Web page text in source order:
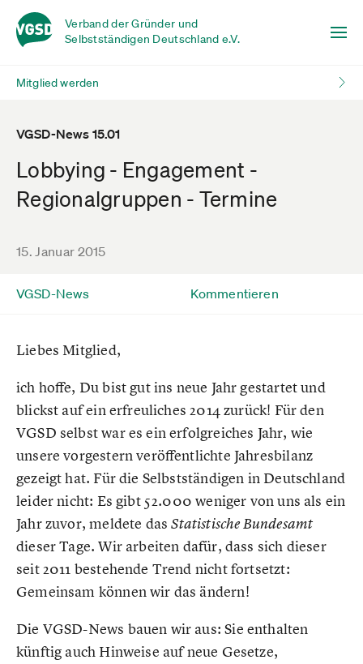
Verband der Gründer und
Selbstständigen Deutschland e.V.
Mitglied werden
VGSD-News 15.01
Lobbying - Engagement -
Regionalgruppen - Termine
15. Januar 2015
VGSD-News Kommentieren
Liebes Mitglied,
ich hoffe, Du bist gut ins neue Jahr gestartet und
blickst auf ein erfreuliches 2014 zurück! Für den
VGSD selbst war es ein erfolgreiches Jahr, wie
unsere vorgestern veröffentlichte Jahresbilanz
gezeigt hat. Für die Selbstständigen in Deutschland
leider nicht: Es gibt 52.000 weniger von uns als ein
Jahr zuvor, meldete dasStatistische Bundesamt
dieser Tage. Wir arbeiten dafür, dass sich dieser
seit 2011 bestehende Trend nicht fortsetzt:
Gemeinsam können wir das ändern!
Die VGSD-News bauen wir aus: Sie enthalten
künftig auch Hinweise auf neue Gesetze,